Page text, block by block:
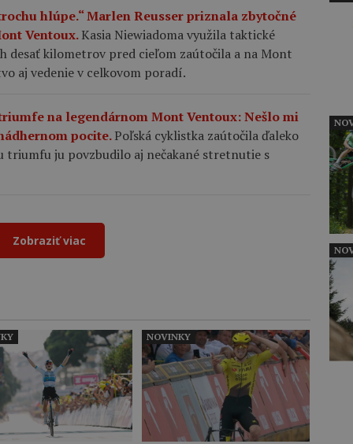
hlúpe.“ Marlen Reusser priznala zbytočné
Ventoux.Kasia Niewiadoma využila taktické
desať kilometrov pred cieľom zaútočila a na Mont
aj vedenie v celkovom poradí.
na legendárnom Mont Ventoux: Nešlo mi
pocite.Poľská cyklistka zaútočila ďaleko
ju povzbudilo aj nečakané stretnutie s
Zobraziť viac
NOVINKY